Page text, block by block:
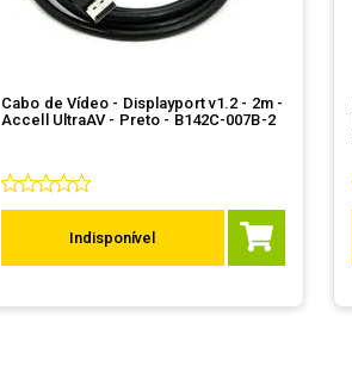
Cabo de Vídeo - Displayport v1.2 - 2m -
Accell UltraAV - Preto - B142C-007B-2
Indisponível